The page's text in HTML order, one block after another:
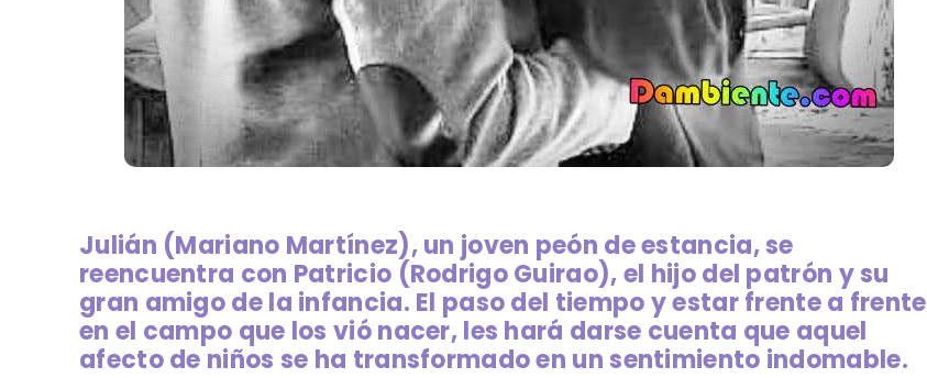
Julián (Mariano Martínez), un joven peón de estancia, se
reencuentra con Patricio (Rodrigo Guirao), el hijo del patrón y su
gran amigo de la infancia. El paso del tiempo y estar frente a frente
en el campo que los vió nacer, les hará darse cuenta que aquel
afecto de niños se ha transformado en un sentimiento indomable.